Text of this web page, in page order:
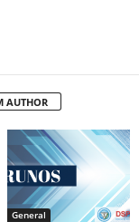
AUTHOR
General